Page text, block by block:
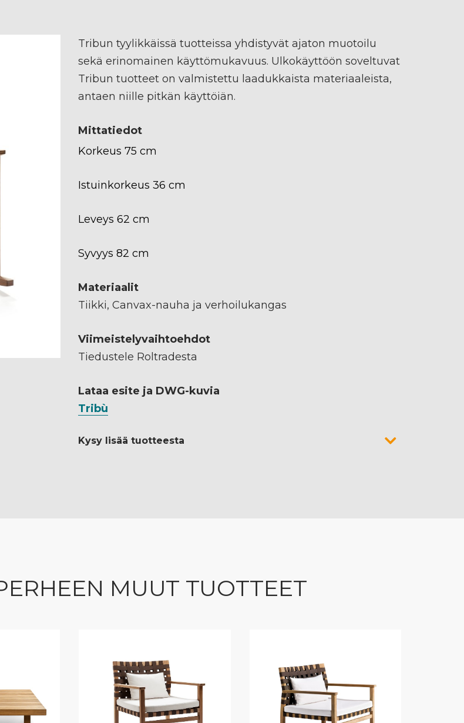
Tribun tyylikkäissä tuotteissa yhdistyvät ajaton muotoilu
sekä erinomainen käyttömukavuus. Ulkokäyttöön soveltuvat
Tribun tuotteet on valmistettu laadukkaista materiaaleista,
antaen niille pitkän käyttöiän.
Mittatiedot
Korkeus 75 cm
Istuinkorkeus 36 cm
Leveys 62 cm
Syvyys 82 cm
Materiaalit
Tiikki, Canvax-nauha ja verhoilukangas
Viimeistelyvaihtoehdot
Tiedustele Roltradesta
Lataa esite ja DWG-kuvia
Tribù
Kysy lisää tuotteesta
MUUT TUOTTEET